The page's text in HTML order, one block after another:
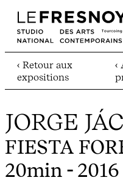
‹ Retour aux
expositions
‹
JORGE
FIESTA
20min - 2016